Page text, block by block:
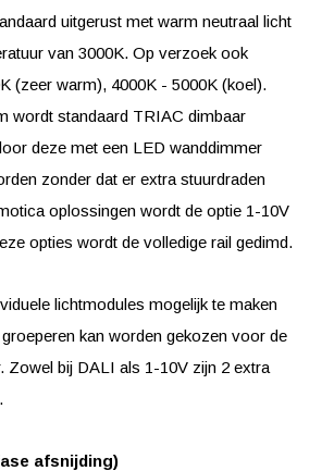
uitgerust met warm neutraal licht
van 3000K. Op verzoek ook
(zeer warm), 4000K - 5000K (koel).
wordt standaard TRIAC dimbaar
deze met een LED wanddimmer
zonder dat er extra stuurdraden
oplossingen wordt de optie 1-10V
opties wordt de volledige rail gedimd.
lichtmodules mogelijk te maken
kan worden gekozen voor de
Zowel bij DALI als 1-10V zijn 2 extra
afsnijding)